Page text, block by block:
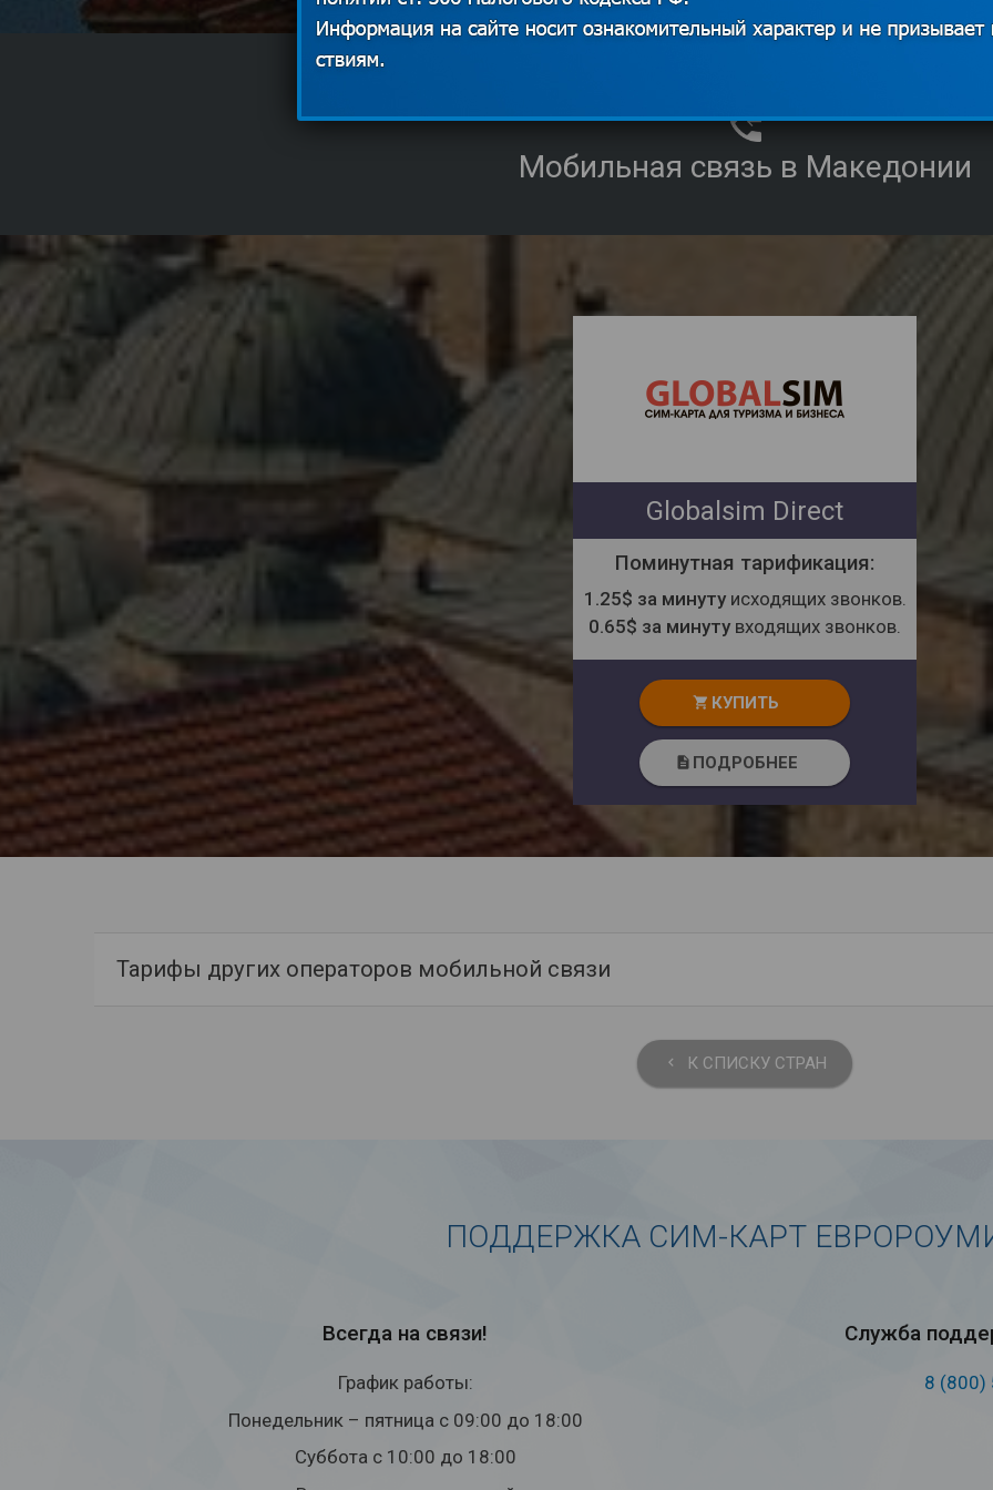
Мобильная связь в Македонии
Globalsim Direct
Поминутная тарификация:
1.25$ за минутуисходящих звонков.
0.65$ за минуту входящих звонков.
shopping_cart КУПИТЬ
description ПОДРОБНЕЕ
Тарифы других операторов мобильной связи
keyboard_arrow_left К СПИСКУ СТРАН
ПОДДЕРЖКА СИМ-КАРТ
Всегда на связи!
График работы:
Понедельник – пятница с 09:00 до 18:00
Суббота с 10:00 до 18:00
Служба
8 (800)